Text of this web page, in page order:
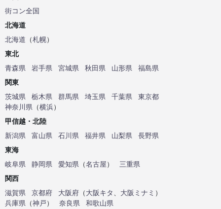
街コン全国
北海道
北海道 （札幌）
東北
青森県
岩手県 宮城県 秋田県 山形県
福島県
関東
茨城県
栃木県 群馬県 埼玉県 千葉県
東京都
神奈川県 （横浜）
甲信越・北陸
新潟県
富山県 石川県 福井県 山梨県
長野県
東海
岐阜県
静岡県 愛知県 （名古屋）
三重県
関西
滋賀県
京都府 大阪府 （大阪キタ 大阪ミナミ ）
兵庫県 （神戸） 奈良県
和歌山県